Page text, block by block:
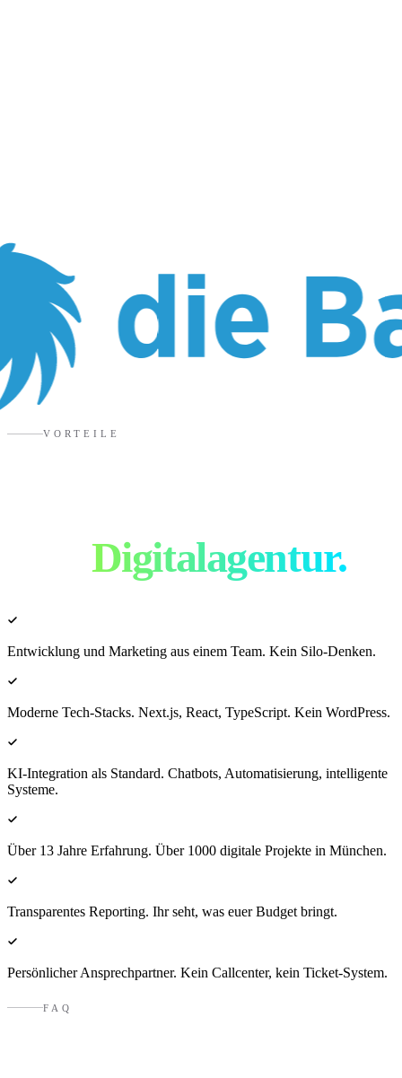
VORTEILE
Digitalagentur.
Entwicklung und Marketing aus einem Team. Kein Silo-Denken.
Moderne Tech-Stacks. Next.js, React, TypeScript. Kein WordPress.
KI-Integration als Standard. Chatbots, Automatisierung, intelligente
Systeme.
Über 13 Jahre Erfahrung. Über 1000 digitale Projekte in München.
Transparentes Reporting. Ihr seht, was euer Budget bringt.
Persönlicher Ansprechpartner. Kein Callcenter, kein Ticket-System.
FAQ